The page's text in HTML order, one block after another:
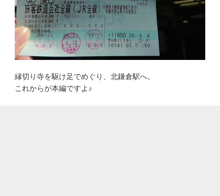
縁切り寺を駆け足でめぐり、北鎌倉駅へ。
これからが本編ですよ♪